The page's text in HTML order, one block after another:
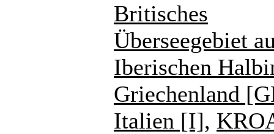
Britisches
Überseegebiet
Iberischen
Griechenland
Italien [I],